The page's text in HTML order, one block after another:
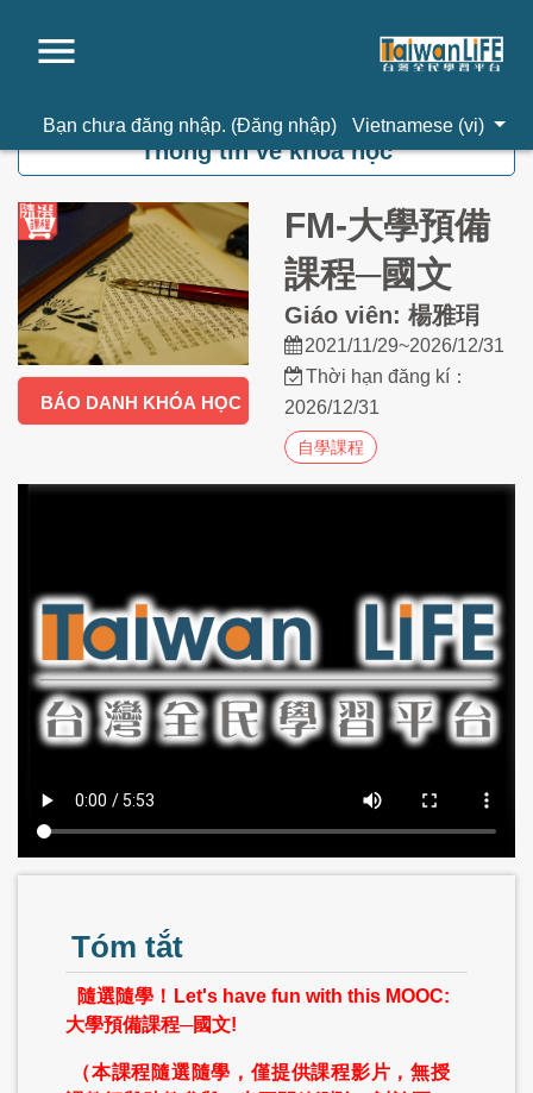
Bạn chưa đăng nhập. (Đăng nhập) Vietnamese ‎(vi)‎
Thông tin về khoá học
BÁO DANH KHÓA HỌC
FM-大學預備
課程─國文
Giáo viên: 楊雅琄
2021/11/29~2026/12/31
Thời hạn đăng kí：
2026/12/31
自學課程
Tóm tắt
隨選隨學！Let's have fun with this MOOC:
大學預備課程─國文!
（本課程隨選隨學，僅提供課程影片，無授